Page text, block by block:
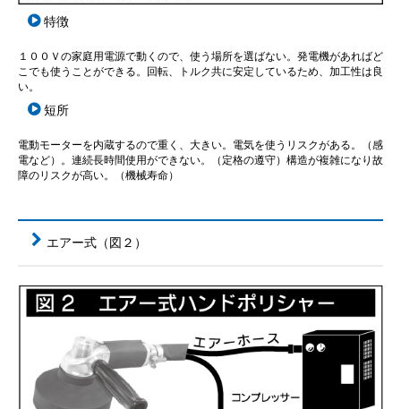
特徴
１００Ｖの家庭用電源で動くので、使う場所を選ばない。発電機があればど
こでも使うことができる。回転、トルク共に安定しているため、加工性は良
い。
短所
電動モーターを内蔵するので重く、大きい。電気を使うリスクがある。（感
電など）。連続長時間使用ができない。（定格の遵守）構造が複雑になり故
障のリスクが高い。（機械寿命）
エアー式（図２）